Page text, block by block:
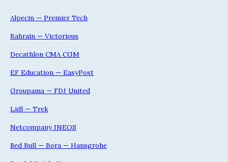
Alpecin — Premier Tech
Bahrain — Victorious
Decathlon CMA CGM
EF Education — EasyPost
Groupama — FDJ United
Lidl — Trek
Netcompany INEOS
Red Bull — Bora — Hansgrohe